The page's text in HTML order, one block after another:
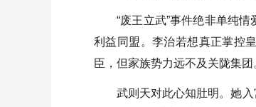
“废王立武”事件绝非单纯
利益同盟。李治若想真正掌控
臣，但家族势力远不及关陇集
武则天对此心知肚明。她